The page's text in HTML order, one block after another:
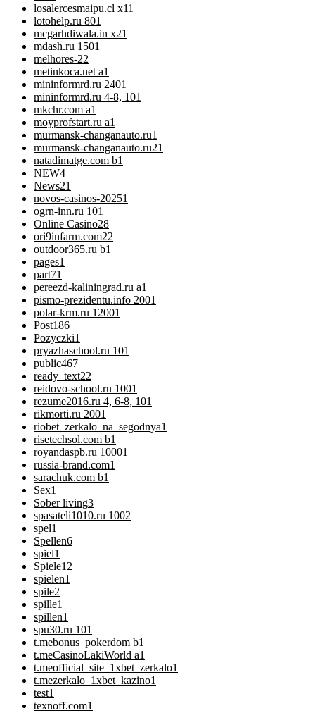
losalercesmaipu.cl x11
lotohelp.ru 801
mcgarhdiwala.in x21
mdash.ru 1501
melhores-22
metinkoca.net a1
mininformrd.ru 2401
mininformrd.ru 4-8, 101
mkchr.com a1
moyprofstart.ru a1
murmansk-changanauto.ru1
murmansk-changanauto.ru21
natadimatge.com b1
NEW4
News21
novos-casinos-20251
ogrn-inn.ru 101
Online Casino28
ori9infarm.com22
outdoor365.ru b1
pages1
part71
pereezd-kaliningrad.ru a1
pismo-prezidentu.info 2001
polar-krm.ru 12001
Post186
Pozyczki1
pryazhaschool.ru 101
public467
ready_text22
reidovo-school.ru 1001
rezume2016.ru 4, 6-8, 101
rikmorti.ru 2001
riobet_zerkalo_na_segodnya1
risetechsol.com b1
royandaspb.ru 10001
russia-brand.com1
sarachuk.com b1
Sex1
Sober living3
spasateli1010.ru 1002
spel1
Spellen6
spiel1
Spiele12
spielen1
spile2
spille1
spillen1
spu30.ru 101
t.mebonus_pokerdom b1
t.meCasinoLakiWorld a1
t.meofficial_site_1xbet_zerkalo1
t.mezerkalo_1xbet_kazino1
test1
texnoff.com1